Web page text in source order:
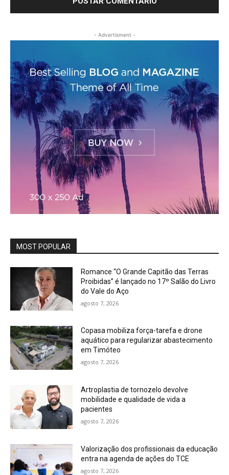
- Advertisment -
MOST POPULAR
Romance “O Grande Capitão das Terras
Proibidas” é lançado no 17º Salão do Livro
do Vale do Aço
agosto 7, 2026
Copasa mobiliza força-tarefa e drone
aquático para regularizar abastecimento
em Timóteo
agosto 7, 2026
Artroplastia de tornozelo devolve
mobilidade e qualidade de vida a
pacientes
agosto 7, 2026
Valorização dos profissionais da educação
entra na agenda de ações do TCE
agosto 7, 2026